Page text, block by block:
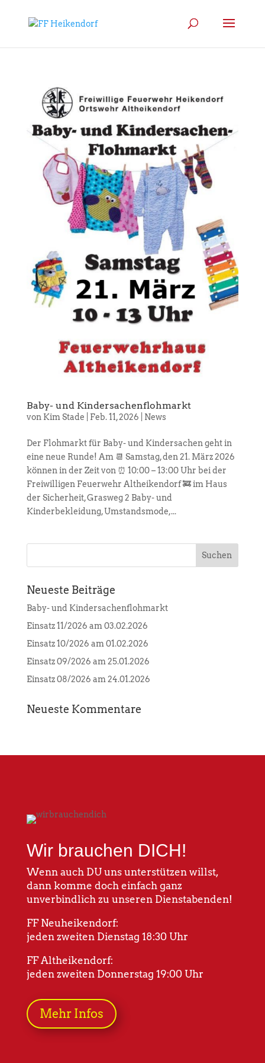
Baby- und Kindersachenflohmarkt
von Kim Stade Feb. 11, 2026 News
Der Flohmarkt für Baby- und Kindersachen geht in
eine neue Runde! Am 📆 Samstag, den 21. März 2026
können in der Zeit von ⏰ 10:00 – 13:00 Uhr bei der
Freiwilligen Feuerwehr Altheikendorf 🚒 im Haus
der Sicherheit, Grasweg 2 Baby- und
Kinderbekleidung, Umstandsmode,...
Neueste Beiträge
Baby- und Kindersachenflohmarkt
Einsatz 11/2026 am 03.02.2026
Einsatz 10/2026 am 01.02.2026
Einsatz 09/2026 am 25.01.2026
Einsatz 08/2026 am 24.01.2026
Neueste Kommentare
Wir brauchen DICH!
Wenn auch DU uns unterstützen willst,
dann komme doch einfach ganz
unverbindlich zu unseren Dienstabenden!
FF Neuheikendorf:
jeden zweiten Dienstag 18:30 Uhr
FF Altheikendorf:
jeden zweiten Donnerstag 19:00 Uhr
Mehr Infos